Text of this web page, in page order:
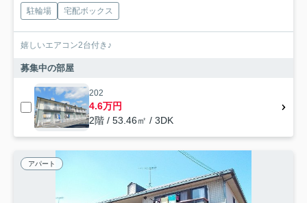
駐輪場 宅配ボックス
嬉しいエアコン2台付き♪
募集中の部屋
202
4.6万円
2階 / 53.46㎡ / 3DK
アパート